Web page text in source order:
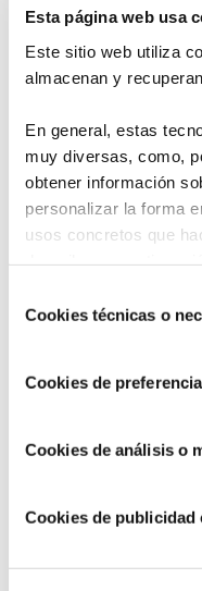
Esta página web usa
Este sitio web utiliza
almacenan y
En general, estas
muy diversas, como,
obtener información
personalizar la forma
usos concretos que
deCookies técnicas o
Cookies de
Cookies de análisis o
Cookies de publicidad
y espacios de
sostenibilidad. Será,
visibilidad a buenas
más igualitario e
Organizan:ADESP,
Deporte Joven del CSD
Más información